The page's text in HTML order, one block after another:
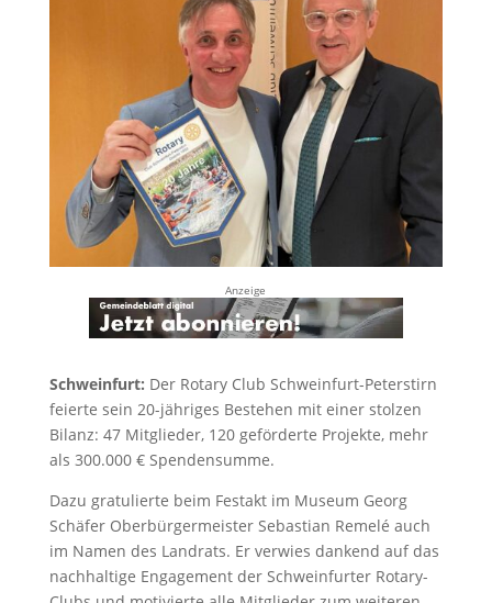
Anzeige
Schweinfurt: Der Rotary Club Schweinfurt-Peterstirn
feierte sein 20-jähriges Bestehen mit einer stolzen
Bilanz: 47 Mitglieder, 120 geförderte Projekte, mehr
als 300.000 € Spendensumme.
Dazu gratulierte beim Festakt im Museum Georg
Schäfer Oberbürgermeister Sebastian Remelé auch
im Namen des Landrats. Er verwies dankend auf das
nachhaltige Engagement der Schweinfurter Rotary-